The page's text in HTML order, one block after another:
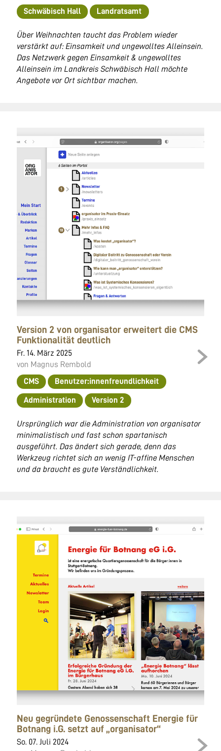
Schwäbisch Hall Landratsamt
Über Weihnachten taucht das Problem wieder
verstärkt auf: Einsamkeit und ungewolltes Alleinsein.
Das Netzwerk gegen Einsamkeit & ungewolltes
Alleinsein im Landkreis Schwäbisch Hall möchte
Angebote vor Ort sichtbar machen.
Version 2 von organisator erweitert die CMS
Funktionalität deutlich
Fr. 14. März 2025
von Magnus Rembold
CMS
Benutzer:innenfreundlichkeit
Administration Version 2
Ursprünglich war die Administration von organisator
minimalistisch und fast schon spartanisch
ausgeführt. Das ändert sich gerade, denn das
Werkzeug richtet sich an wenig IT-affine Menschen
und da braucht es gute Verständlichkeit.
Neu gegründete Genossenschaft Energie für
Botnang i.G. setzt auf „organisator“
So. 07. Juli 2024